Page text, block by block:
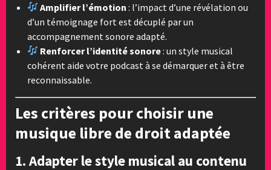
Amplifier l’émotion : l’impact d’une révélation ou
d’un témoignage fort est décuplé par un
accompagnement sonore adapté.
Renforcer l’identité sonore: un style musical
cohérent aide votre podcast à se démarquer et à être
reconnaissable.
Les critères pour choisir une
musique libre de droit adaptée
1. Adapter le style musical au contenu